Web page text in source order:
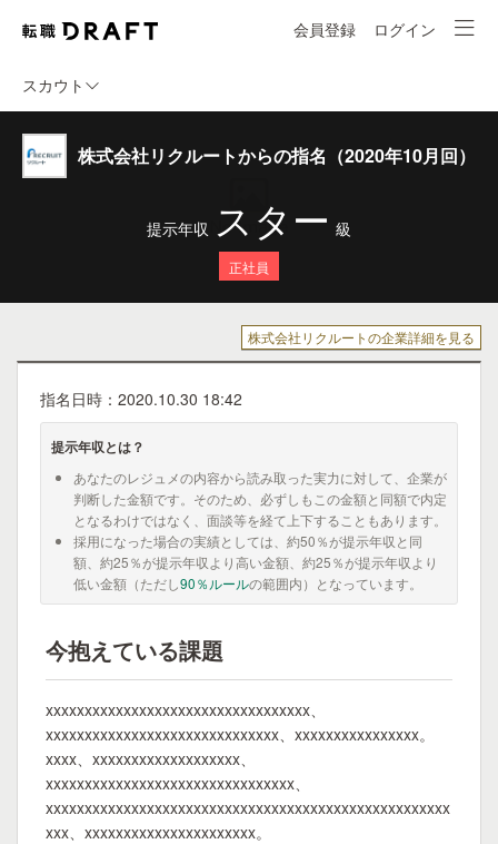
会員登録 ログイン
スカウト
株式会社リクルートからの指名（2020年10月回）
提示年収 スター 級
正社員
株式会社リクルートの企業詳細を見る
指名日時：2020.10.30 18:42
提示年収とは？
あなたのレジュメの内容から読み取った実力に対して、企業が
判断した金額です。そのため、必ずしもこの金額と同額で内定
となるわけではなく、面談等を経て上下することもあります。
採用になった場合の実績としては、約50％が提示年収と同
額、約25％が提示年収より高い金額、約25％が提示年収より
低い金額（ただし90％ルールの範囲内）となっています。
今抱えている課題
xxxxxxxxxxxxxxxxxxxxxxxxxxxxxxxxxx、
xxxxxxxxxxxxxxxxxxxxxxxxxxxxxx、xxxxxxxxxxxxxxxx。
xxxx、xxxxxxxxxxxxxxxxxxx、
xxxxxxxxxxxxxxxxxxxxxxxxxxxxxxxx、
xxxxxxxxxxxxxxxxxxxxxxxxxxxxxxxxxxxxxxxxxxxxxxxxxxxx
xxx、xxxxxxxxxxxxxxxxxxxxxx。